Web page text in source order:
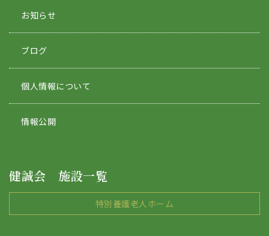
お知らせ
ブログ
個人情報について
情報公開
健誠会 施設一覧
特別養護老人ホーム